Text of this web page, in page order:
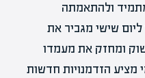
ולהתאמתה
שישי מגביר את
ומחזק את מעמדו
מציע הזדמנויות חדשות